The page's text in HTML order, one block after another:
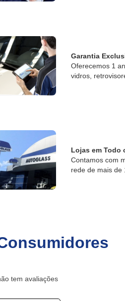
Garantia
Oferecemos 1
vidros,
Lojas em Todo
Contamos com
rede de mais de
tem avaliações